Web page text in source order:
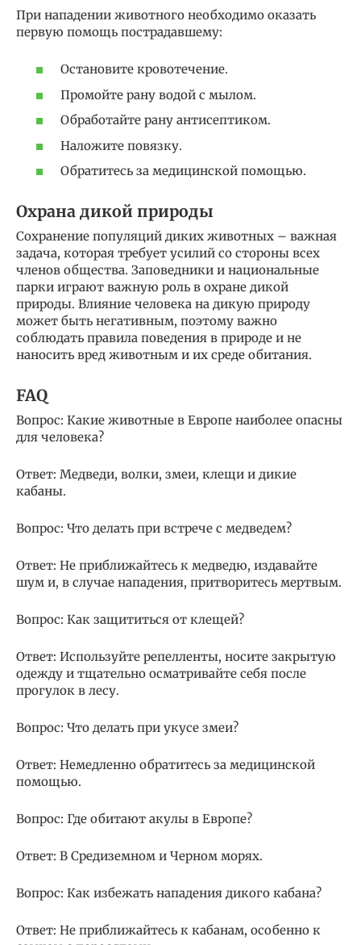
При нападении животного необходимо оказать
первую помощь пострадавшему:
Остановите кровотечение.
Промойте рану водой с мылом.
Обработайте рану антисептиком.
Наложите повязку.
Обратитесь за медицинской помощью.
Охрана дикой природы
Сохранение популяций диких животных – важная
задача, которая требует усилий со стороны всех
членов общества. Заповедники и национальные
парки играют важную роль в охране дикой
природы. Влияние человека на дикую природу
может быть негативным, поэтому важно
соблюдать правила поведения в природе и не
наносить вред животным и их среде обитания.
FAQ
Вопрос: Какие животные в Европе наиболее опасны
для человека?
Ответ: Медведи, волки, змеи, клещи и дикие
кабаны.
Вопрос: Что делать при встрече с медведем?
Ответ: Не приближайтесь к медведю, издавайте
шум и, в случае нападения, притворитесь мертвым.
Вопрос: Как защититься от клещей?
Ответ: Используйте репелленты, носите закрытую
одежду и тщательно осматривайте себя после
прогулок в лесу.
Вопрос: Что делать при укусе змеи?
Ответ: Немедленно обратитесь за медицинской
помощью.
Вопрос: Где обитают акулы в Европе?
Ответ: В Средиземном и Черном морях.
Вопрос: Как избежать нападения дикого кабана?
Ответ: Не приближайтесь к кабанам, особенно к